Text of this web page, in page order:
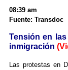
08:39 am
Fuente: Transdoc
Tensión en
inmigración
Las protestas en